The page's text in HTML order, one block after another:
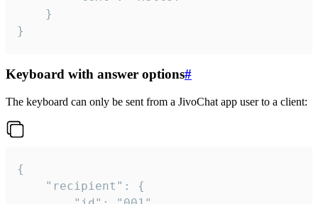
}
Keyboard with answer options#
The keyboard can only be sent from a JivoChat app user to a client:
{